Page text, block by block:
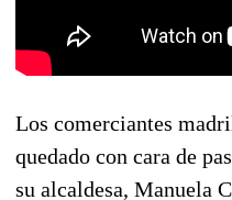
Los comerciantes
quedado con cara de
su alcaldesa, Manuela